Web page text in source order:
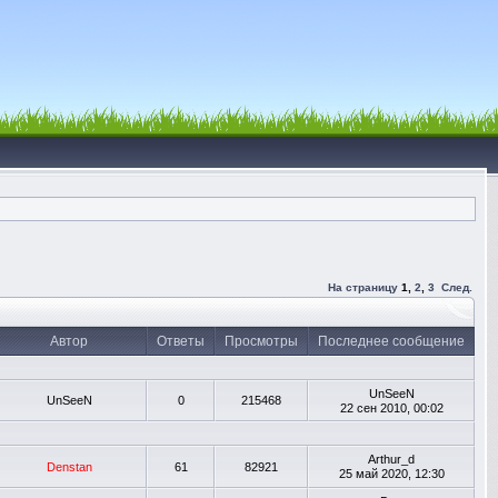
На страницу 1 2 3 След.
Автор Ответы Просмотры Последнее сообщение
UnSeeN 0 215468
UnSeeN
22 сен 2010, 00:02
Denstan 61 82921
Arthur_d
25 май 2020, 12:30